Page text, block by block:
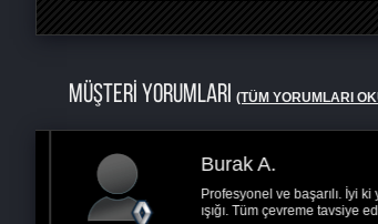
MÜŞTERİ YORUMLARI (TÜM YORUMLARI
Burak A.
Profesyonel ve başarılı. İyi ki
ışığı. Tüm çevreme tavsiye